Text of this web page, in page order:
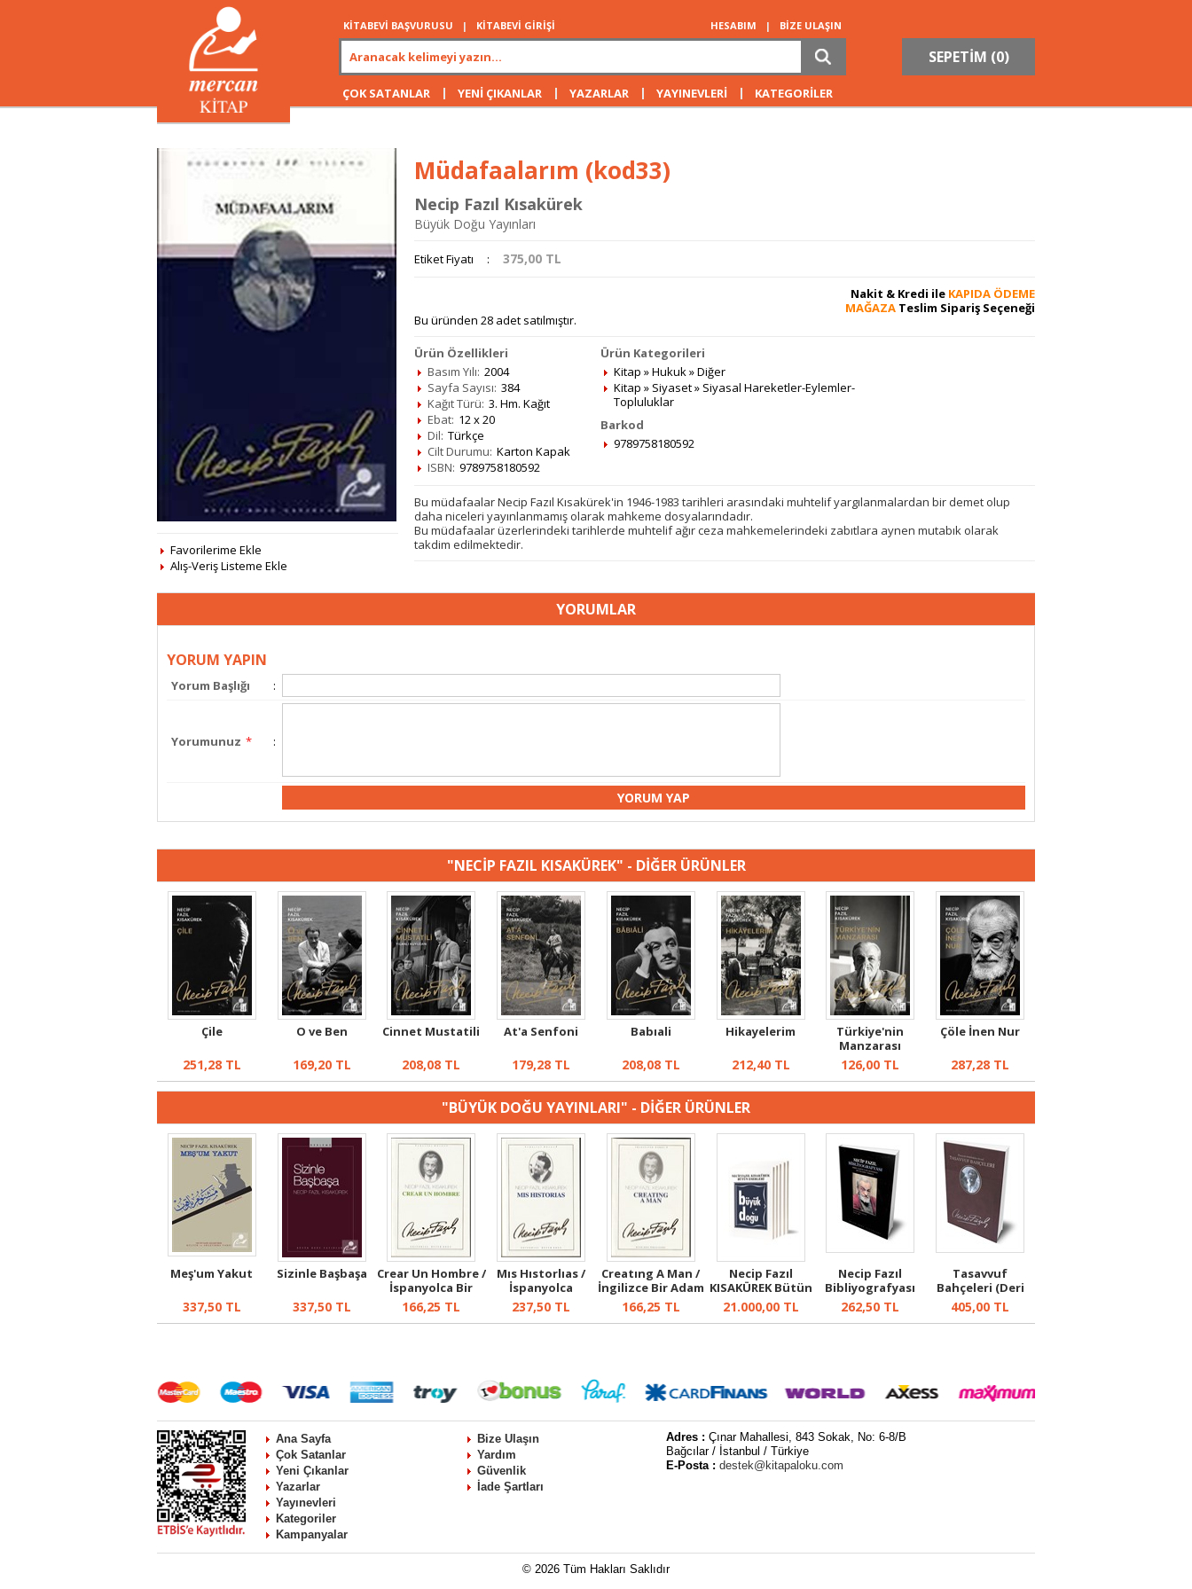
KİTABEVİ BAŞVURUSU | KİTABEVİ GİRİŞİ HESABIM | BİZE ULAŞIN
SEPETİM (0)
ÇOK SATANLAR | YENİ ÇIKANLAR | YAZARLAR | YAYINEVLERİ | KATEGORİLER
Favorilerime Ekle
Alış-Veriş Listeme Ekle
Müdafaalarım (kod33)
Necip Fazıl Kısakürek
Büyük Doğu Yayınları
Etiket Fiyatı : 375,00 TL
Bu üründen 28 adet satılmıştır.
Nakit & Kredi ile KAPIDA ÖDEME
MAĞAZA Teslim Sipariş Seçeneği
Ürün Özellikleri
Basım Yılı: 2004
Sayfa Sayısı: 384
Kağıt Türü: 3. Hm. Kağıt
Ebat: 12 x 20
Dil: Türkçe
Cilt Durumu: Karton Kapak
ISBN: 9789758180592
Ürün Kategorileri
Kitap »Hukuk»Diğer
Kitap » Siyaset» Siyasal Hareketler-Eylemler-
Topluluklar
Barkod
9789758180592
Bu müdafaalar Necip Fazıl Kısakürek'in 1946-1983 tarihleri arasındaki muhtelif yargılanmalardan bir demet olup
daha niceleri yayınlanmamış olarak mahkeme dosyalarındadır.
Bu müdafaalar üzerlerindeki tarihlerde muhtelif ağır ceza mahkemelerindeki zabıtlara aynen mutabık olarak
takdim edilmektedir.
YORUMLAR
YORUM YAPIN
Yorum Başlığı :
Yorumunuz * :
"NECİP FAZIL KISAKÜREK" - DİĞER ÜRÜNLER
Çile
251,28TL
O ve Ben
169,20TL
Cinnet Mustatili
208,08 TL
At'a Senfoni
179,28 TL
Babıali
208,08TL
Hikayelerim
212,40TL
Türkiye'nin
Manzarası
126,00 TL
Çöle İnen Nur
287,28 TL
"BÜYÜK DOĞU YAYINLARI" - DİĞER ÜRÜNLER
Meş'um Yakut
337,50TL
Sizinle Başbaşa
337,50TL
Crear Un Hombre /
İspanyolca Bir
Adam Ya...
166,25 TL
Mıs Hıstorlıas /
İspanyolca
Hikayelerim
237,50 TL
Creatıng A Man /
İngilizce Bir Adam
Yara...
166,25 TL
Necip Fazıl
KISAKÜREK Bütün
Eserleri Kül...
21.000,00TL
Necip Fazıl
Bibliyografyası
262,50 TL
Tasavvuf
Bahçeleri (Deri
Ciltli)
405,00 TL
Ana Sayfa
Çok Satanlar
Yeni Çıkanlar
Yazarlar
Yayınevleri
Kategoriler
Kampanyalar
Bize Ulaşın
Yardım
Güvenlik
İade Şartları
Adres :Çınar Mahallesi, 843 Sokak, No: 6-8/B
Bağcılar / İstanbul / Türkiye
E-Posta :destek@kitapaloku.com
© 2026 Tüm Hakları Saklıdır